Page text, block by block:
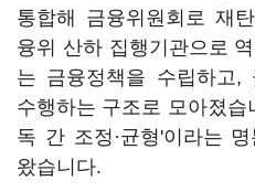
통합해 금융위원회로 재
융위 산하 집행기관으로
는 금융정책을 수립하고,
수행하는 구조로 모아졌
독 간 조정·균형'이라는
왔습니다.